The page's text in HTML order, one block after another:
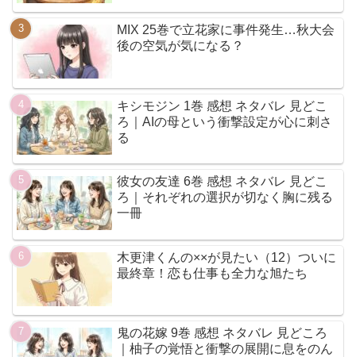
MIX 25巻で立花家に事件発生…秋大会
後の空気が気になる？
キシモジン 1巻 感想 ネタバレ 見どこ
ろ｜AIの母という衝撃設定が心に刺さ
る
彼女の友達 6巻 感想 ネタバレ 見どこ
ろ｜それぞれの選択が切なく胸に残る
一冊
木更津くんの××が見たい（12）ついに
最終章！恋も仕事も全力な旭たち
鬼の花嫁 9巻 感想 ネタバレ 見どころ
｜柚子の覚悟と衝撃の展開に息をのん